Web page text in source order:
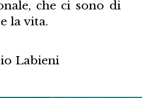
che ci sono di
la vita.
Labieni